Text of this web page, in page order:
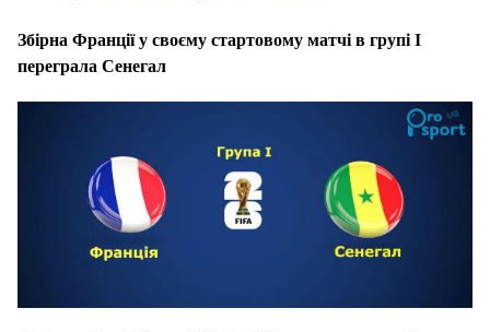
Збірна Франції у своєму стартовому матчі в групі І
переграла Сенегал